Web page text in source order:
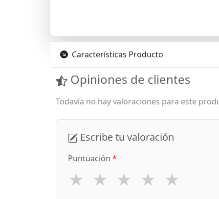
Características Producto
Opiniones de clientes
Todavía no hay valoraciones para este
Escribe tu valoración
Puntuación *
★ ★ ★ ★ ★